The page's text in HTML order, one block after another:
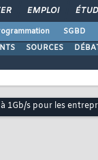
EMPLOI
SGBD
SOURCES
1Gb/s pour les